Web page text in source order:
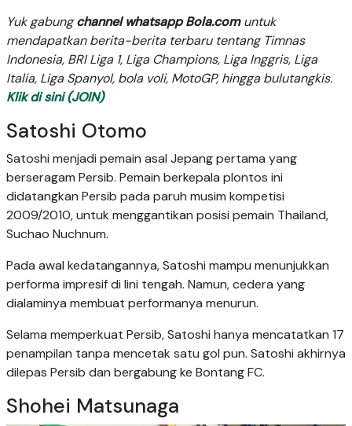
Yuk gabungchannel whatsapp Bola.comuntuk
mendapatkan berita-berita terbaru tentang Timnas
Indonesia, BRI Liga 1, Liga Champions, Liga Inggris, Liga
Italia, Liga Spanyol, bola voli, MotoGP, hingga bulutangkis.
Klik di sini (JOIN)
Satoshi Otomo
Satoshi menjadi pemain asal Jepang pertama yang
berseragam Persib. Pemain berkepala plontos ini
didatangkan Persib pada paruh musim kompetisi
2009/2010, untuk menggantikan posisi pemain Thailand,
Suchao Nuchnum.
Pada awal kedatangannya, Satoshi mampu menunjukkan
performa impresif di lini tengah. Namun, cedera yang
dialaminya membuat performanya menurun.
Selama memperkuat Persib, Satoshi hanya mencatatkan 17
penampilan tanpa mencetak satu gol pun. Satoshi akhirnya
dilepas Persib dan bergabung ke Bontang FC.
Shohei Matsunaga